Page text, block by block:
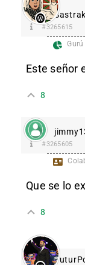
#3265615
Este señor
8
#3265605
Que se lo
8